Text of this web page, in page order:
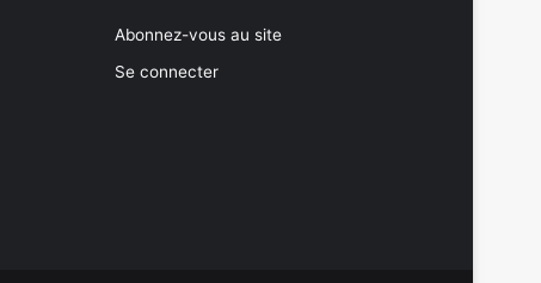
Abonnez-vous au site
Se connecter